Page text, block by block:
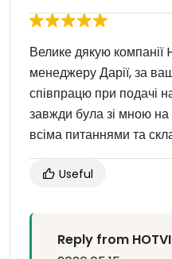
Велике дякую компанії
менеджеру Дарії, за
співпрацю при подачі
завжди була зі мною на
всіма питаннями та
Useful
Reply from